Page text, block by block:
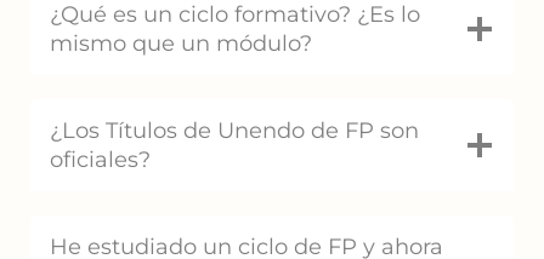
¿Qué es un ciclo formativo? ¿Es lo
mismo que un módulo?
¿Los Títulos de Unendo de FP son
oficiales?
He estudiado un ciclo de FP y ahora